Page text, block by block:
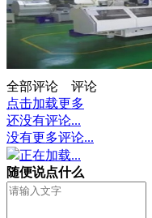
全部评论
评论
点击加载更多
还没有评论...
没有更多评论...
正在加载...
随便说点什么